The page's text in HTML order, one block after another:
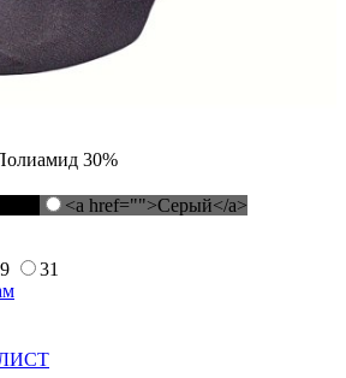
30%
<a href="">Серый</a>
31